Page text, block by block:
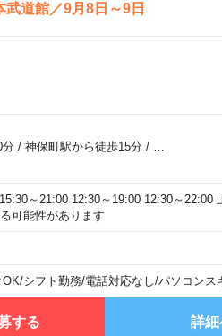
道館／9月8日～9日
分/ 神保町駅から徒歩15分/
～21:00 12:30～19:00 12:30～22:00
可能性があります
/シフト勤務/電話対応なし/パソコンス
する 詳細